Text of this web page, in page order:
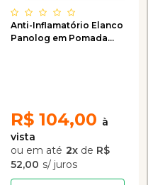
Anti-Inflamatório Elanco
Panolog em Pomada
R$ 104,00
2x de R$
52,00